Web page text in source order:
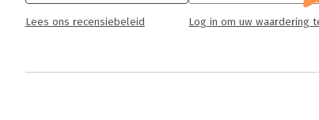
Lees ons recensiebeleid Log in om uw waardering